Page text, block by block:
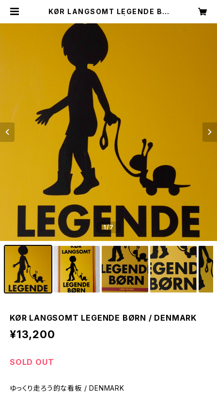
KØR LANGSOMT LEGENDE BØ
1/7
KØR LANGSOMT LEGENDE BØRN / DENMARK
¥13,200
SOLD OUT
ゆっくり走ろう的な看板 / DENMARK